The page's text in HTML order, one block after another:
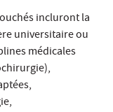
incluront la
universitaire ou
médicales